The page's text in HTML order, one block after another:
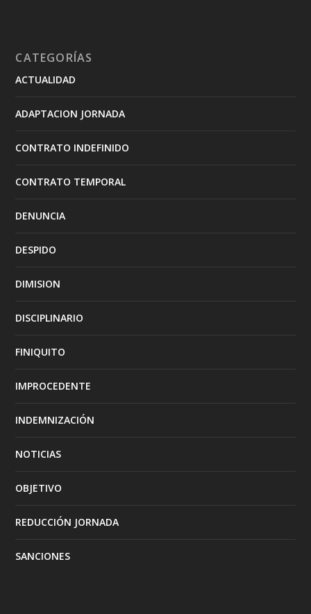
CATEGORÍAS
ACTUALIDAD
ADAPTACION JORNADA
CONTRATO INDEFINIDO
CONTRATO TEMPORAL
DENUNCIA
DESPIDO
DIMISION
DISCIPLINARIO
FINIQUITO
IMPROCEDENTE
INDEMNIZACIÓN
NOTICIAS
OBJETIVO
REDUCCIÓN JORNADA
SANCIONES